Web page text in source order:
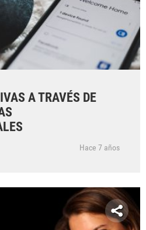
A TRAVÉS DE
Hace 7 años